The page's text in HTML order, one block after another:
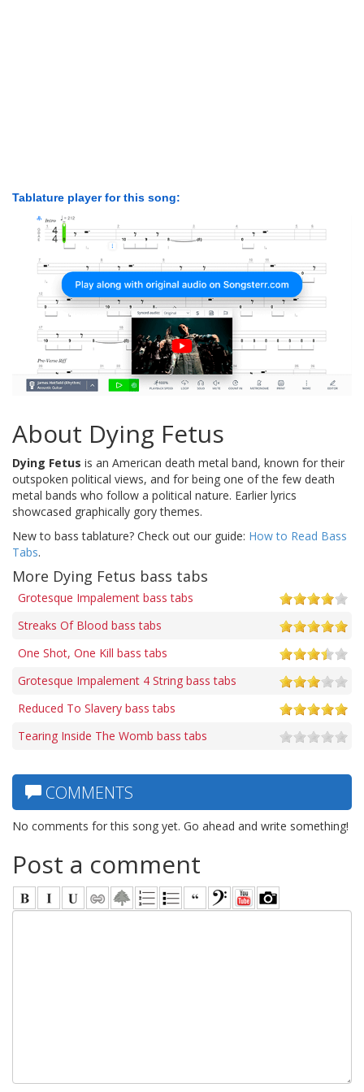
Tablature player for this song:
About Dying Fetus
Dying Fetus is an American death metal band, known for their
outspoken political views, and for being one of the few death
metal bands who follow a political nature. Earlier lyrics
showcased graphically gory themes.
New to bass tablature? Check out our guide: How to Read Bass
Tabs.
More Dying Fetus bass tabs
Grotesque Impalement bass tabs
Streaks Of Blood bass tabs
One Shot, One Kill bass tabs
Grotesque Impalement 4 String bass tabs
Reduced To Slavery bass tabs
Tearing Inside The Womb bass tabs
COMMENTS
No comments for this song yet. Go ahead and write something!
Post a comment